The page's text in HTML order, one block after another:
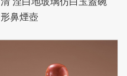
形鼻煙壺